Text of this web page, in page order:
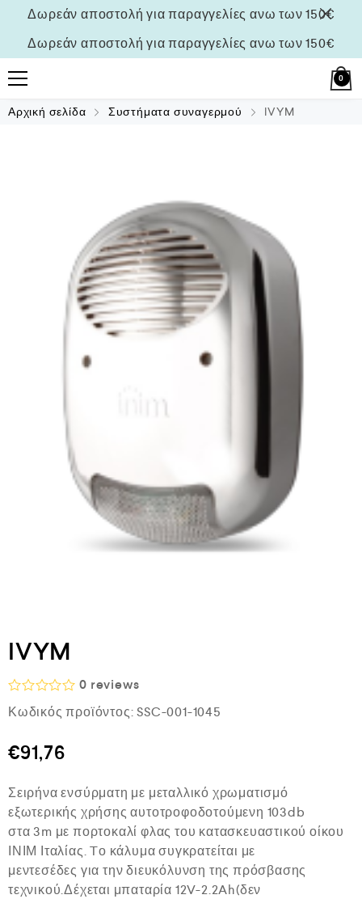
Δωρεάν αποστολή για παραγγελίες ανω των 150€
Δωρεάν αποστολή για παραγγελίες ανω των 150€
0
Αρχική σελίδα Συστήματα συναγερμού IVYM
IVYM
Β
α
μ
ο
γ
ή
θ
η
κ
ε
μ
ε
0 reviews
Κωδικός προϊόντος: SSC-001-1045
€91,76
Σειρήνα ενσύρματη με μεταλλικό χρωματισμό
εξωτερικής χρήσης αυτοτροφοδοτούμενη 103db
στα 3m με πορτοκαλί φλας του κατασκευαστικού οίκου
ΙΝΙΜ Ιταλίας. Tο κάλυμα συγκρατείται με
μεντεσέδες για την διευκόλυνση της πρόσβασης
τεχνικού.Δέχεται μπαταρία 12V-2.2Ah(δεν